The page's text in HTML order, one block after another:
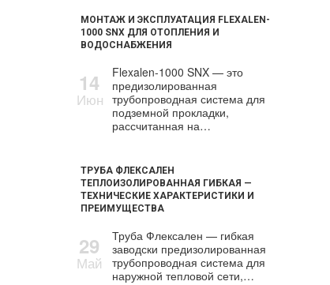
МОНТАЖ И ЭКСПЛУАТАЦИЯ FLEXALEN-
1000 SNX ДЛЯ ОТОПЛЕНИЯ И
ВОДОСНАБЖЕНИЯ
14
Июн
Flexalen-1000 SNX — это
предизолированная
трубопроводная система для
подземной прокладки,
рассчитанная на…
ТРУБА ФЛЕКСАЛЕН
ТЕПЛОИЗОЛИРОВАННАЯ ГИБКАЯ —
ТЕХНИЧЕСКИЕ ХАРАКТЕРИСТИКИ И
ПРЕИМУЩЕСТВА
29
Май
Труба Флексален — гибкая
заводски предизолированная
трубопроводная система для
наружной тепловой сети,…